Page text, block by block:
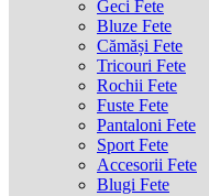
Geci Fete
Bluze Fete
Cămăși Fete
Tricouri Fete
Rochii Fete
Fuste Fete
Pantaloni Fete
Sport Fete
Accesorii Fete
Blugi Fete